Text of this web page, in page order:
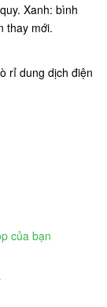
Xanh: bình
thay mới.
rỉ dung dịch điện
của bạn